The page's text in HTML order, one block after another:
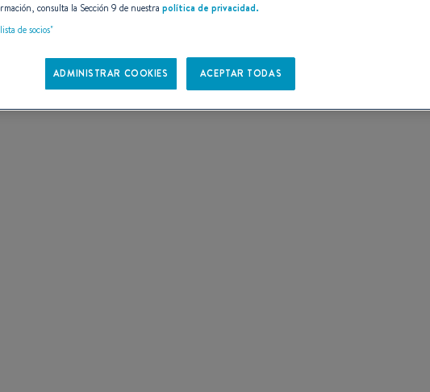
consulta la Sección 9 de nuestra política de privacidad.
de socios"
ADMINISTRAR COOKIES ACEPTAR TODAS